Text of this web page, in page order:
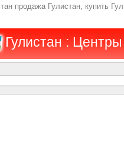
продажа Гулистан, купить
Гулистан :